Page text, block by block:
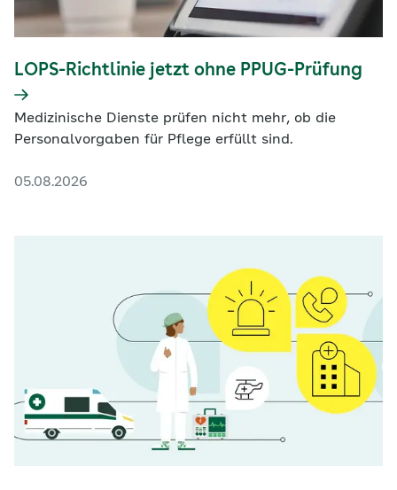
05.08.2026
LOPS-Richtlinie jetzt ohne PPUG-Prüfung
Medizinische Dienste prüfen nicht mehr, ob die
Personalvorgaben für Pflege erfüllt sind.